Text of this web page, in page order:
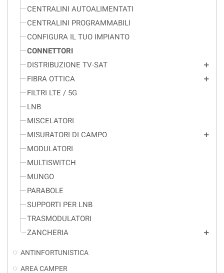
CENTRALINI AUTOALIMENTATI
CENTRALINI PROGRAMMABILI
CONFIGURA IL TUO IMPIANTO
CONNETTORI
DISTRIBUZIONE TV-SAT
add
FIBRA OTTICA add
FILTRI LTE / 5G
LNB
MISCELATORI
MISURATORI DI CAMPO
add
MODULATORI
MULTISWITCH
MUNGO
PARABOLE
SUPPORTI PER LNB
TRASMODULATORI
ZANCHERIA
add
ANTINFORTUNISTICA
AREA CAMPER